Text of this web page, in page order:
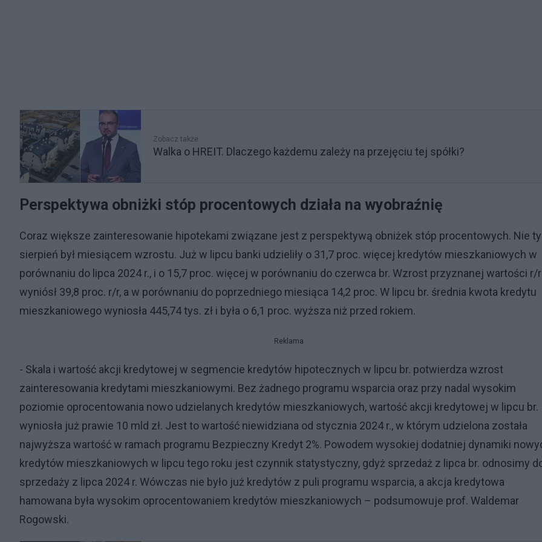
Zobacz także
Walka o HREIT. Dlaczego każdemu zależy na przejęciu tej spółki?
Perspektywa obniżki stóp procentowych działa na wyobraźnię
Coraz większe zainteresowanie hipotekami związane jest z perspektywą obniżek stóp procentowych. Nie
sierpień był miesiącem wzrostu. Już w lipcu banki udzieliły o 31,7 proc. więcej kredytów mieszkaniowych w
porównaniu do lipca 2024 r., i o 15,7 proc. więcej w porównaniu do czerwca br. Wzrost przyznanej wartości r/r
wyniósł 39,8 proc. r/r, a w porównaniu do poprzedniego miesiąca 14,2 proc. W lipcu br. średnia kwota kredytu
mieszkaniowego wyniosła 445,74 tys. zł i była o 6,1 proc. wyższa niż przed rokiem.
Reklama
- Skala i wartość akcji kredytowej w segmencie kredytów hipotecznych w lipcu br. potwierdza wzrost
zainteresowania kredytami mieszkaniowymi. Bez żadnego programu wsparcia oraz przy nadal wysokim
poziomie oprocentowania nowo udzielanych kredytów mieszkaniowych, wartość akcji kredytowej w lipcu br.
wyniosła już prawie 10 mld zł. Jest to wartość niewidziana od stycznia 2024 r., w którym udzielona została
najwyższa wartość w ramach programu Bezpieczny Kredyt 2%. Powodem wysokiej dodatniej dynamiki
kredytów mieszkaniowych w lipcu tego roku jest czynnik statystyczny, gdyż sprzedaż z lipca br. odnosimy
sprzedaży z lipca 2024 r. Wówczas nie było już kredytów z puli programu wsparcia, a akcja kredytowa
hamowana była wysokim oprocentowaniem kredytów mieszkaniowych – podsumowuje prof. Waldemar
Rogowski.